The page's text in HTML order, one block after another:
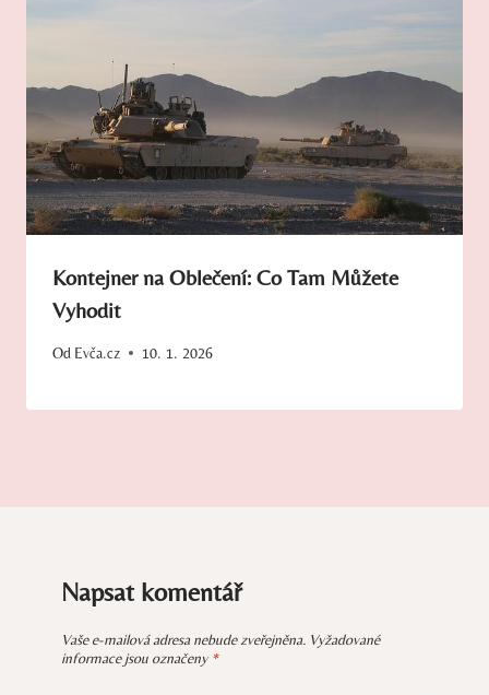
Kontejner na Oblečení: Co Tam Můžete
Vyhodit
Od Evča.cz 10. 1. 2026
Napsat komentář
Vaše e-mailová adresa nebude zveřejněna. Vyžadované
informace jsou označeny *